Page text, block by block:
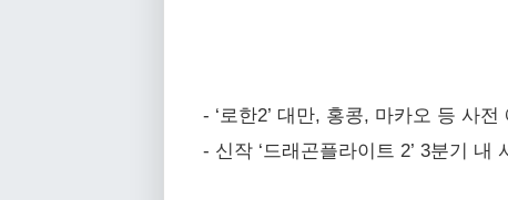
- ‘로한2’ 대만, 홍콩, 마카오 등 사전
- 신작 ‘드래곤플라이트 2’ 3분기 내